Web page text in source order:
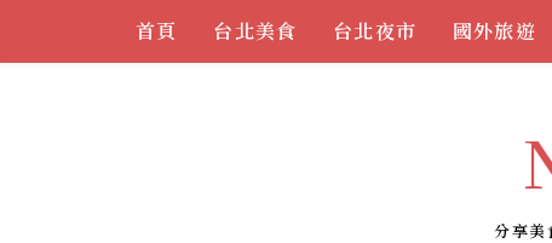
首頁 台北美食 台北夜市 國外旅遊
分享美